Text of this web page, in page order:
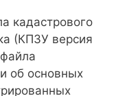
кадастрового
(КПЗУ версия
об основных